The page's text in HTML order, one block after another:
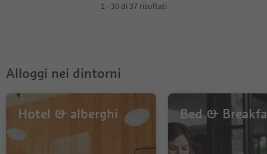
1 - 30 di 37 risultati
Alloggi nei dintorni
Hotel & alberghi Bed &